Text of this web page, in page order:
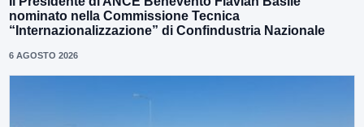
nominato nella Commissione Tecnica
“Internazionalizzazione” di Confindustria Nazionale
6 AGOSTO 2026